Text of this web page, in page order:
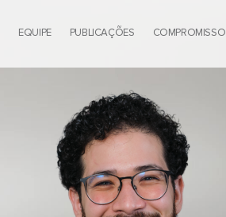
EQUIPE PUBLICAÇÕES COMPROMISSO